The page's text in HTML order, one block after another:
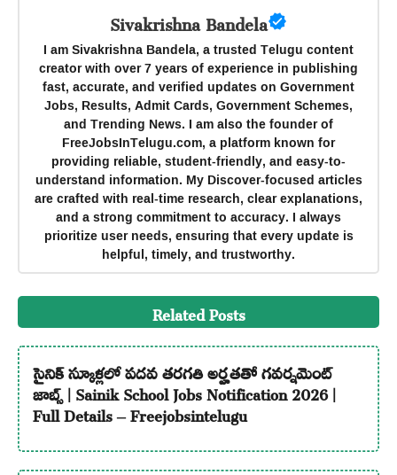
Sivakrishna Bandela
I am Sivakrishna Bandela, a trusted Telugu content
creator with over 7 years of experience in publishing
fast, accurate, and verified updates on Government
Jobs, Results, Admit Cards, Government Schemes,
and Trending News. I am also the founder of
FreeJobsInTelugu.com, a platform known for
providing reliable, student-friendly, and easy-to-
understand information. My Discover-focused articles
are crafted with real-time research, clear explanations,
and a strong commitment to accuracy. I always
prioritize user needs, ensuring that every update is
helpful, timely, and trustworthy.
Related Posts
సైనిక్ స్కూళ్లలో పదవ తరగతి అర్హతతో గవర్నమెంట్
జాబ్స్ | Sainik School Jobs Notification 2026 |
Full Details – Freejobsintelugu